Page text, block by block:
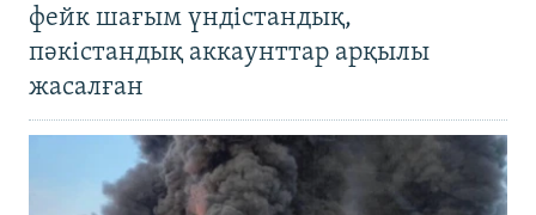
фейк шағым үндістандық,
пәкістандық аккаунттар арқылы
жасалған